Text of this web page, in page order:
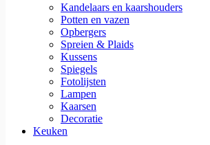
Kandelaars en kaarshouders
Potten en vazen
Opbergers
Spreien & Plaids
Kussens
Spiegels
Fotolijsten
Lampen
Kaarsen
Decoratie
Keuken